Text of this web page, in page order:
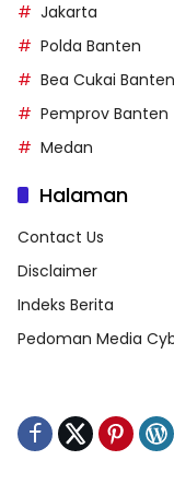
Jakarta
Polda Banten
Bea Cukai Banten
Pemprov Banten
Medan
Halaman
Contact Us
Disclaimer
Indeks Berita
Pedoman Media